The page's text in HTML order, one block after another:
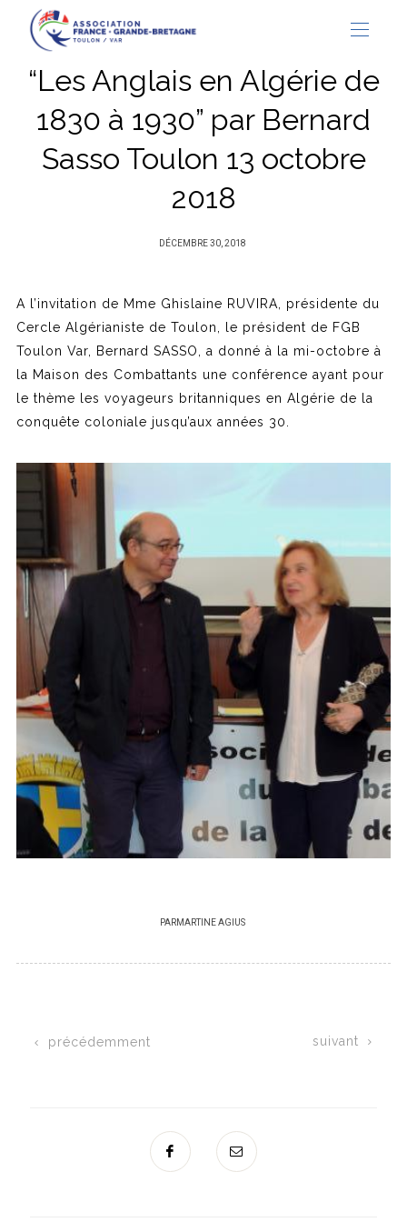
“Les Anglais en Algérie de
1830 à 1930” par Bernard
Sasso Toulon 13 octobre
2018
PUBLIÉ
DÉCEMBRE 30, 2018
A l’invitation de Mme Ghislaine RUVIRA, présidente du
Cercle Algérianiste de Toulon, le président de FGB
Toulon Var, Bernard SASSO, a donné à la mi-octobre à
la Maison des Combattants une conférence ayant pour
le thème les voyageurs britanniques en Algérie de la
conquête coloniale jusqu’aux années 30.
PARMARTINE AGIUS
précédemment suivant